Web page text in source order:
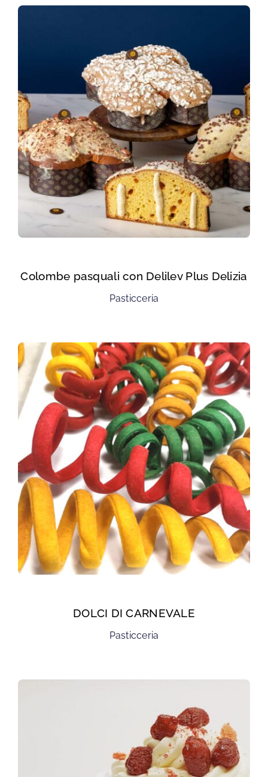
Colombe pasquali con Delilev Plus Delizia
Pasticceria
DOLCI DI CARNEVALE
Pasticceria